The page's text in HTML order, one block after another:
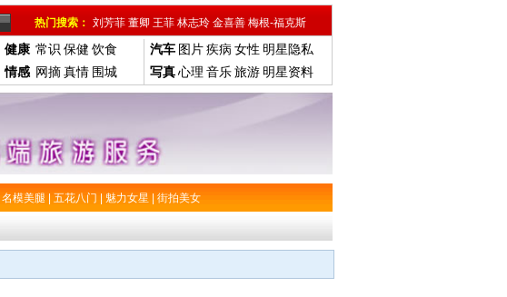
热门搜索： 刘芳菲 董卿 王菲 林志玲 金喜善 梅根-福克斯
健康 常识 保健 饮食
情感 网摘真情 围城
汽车 图片疾病 女性 明星隐私
写真心理 音乐旅游 明星资料
名模美腿 五花八门 魅力女星 街拍美女